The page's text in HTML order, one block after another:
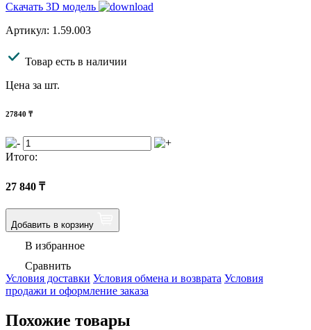
Скачать 3D модель
Артикул: 1.59.003
Товар есть в наличии
Цена за шт.
27840 ₸
Итого:
27 840 ₸
Добавить в корзину
В избранное
Сравнить
Условия доставки Условия обмена и возврата Условия
продажи и оформление заказа
Похожие товары